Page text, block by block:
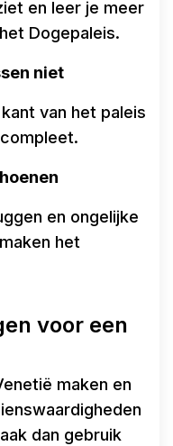
en leer je meer
Dogepaleis.
niet
van het paleis
en ongelijke
het
voor een
maken en
dan gebruik